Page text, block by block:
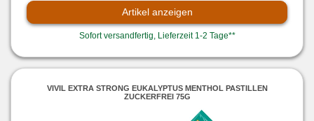
Artikel anzeigen
Sofort versandfertig, Lieferzeit 1-2 Tage**
VIVIL EXTRA STRONG EUKALYPTUS MENTHOL PASTILLEN
ZUCKERFREI 75G